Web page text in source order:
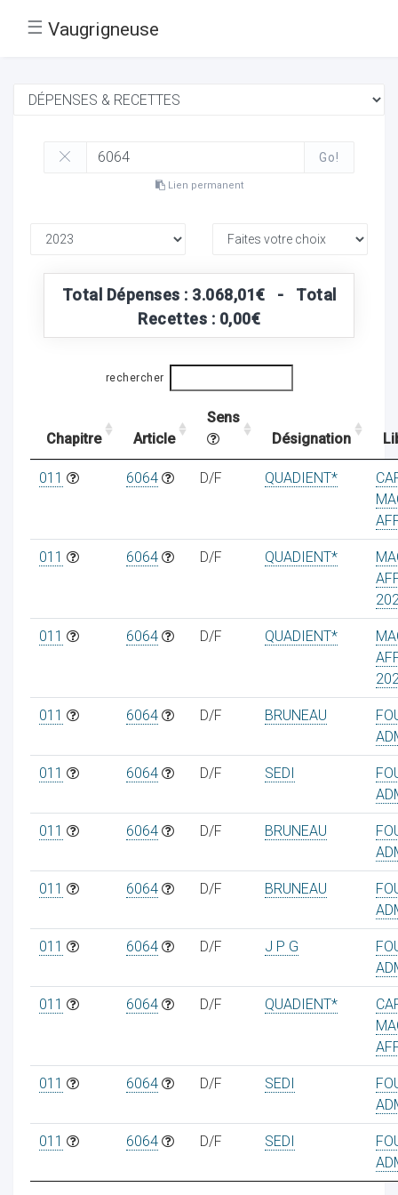
☰ Vaugrigneuse
Go!
Lien permanent
Total Dépenses : 3.068,01€ - Total
Recettes : 0,00€
rechercher
Chapitre Article
Sens
Désignation
011 6064 D/F QUADIENT*
011 6064 D/F QUADIENT*
011 6064 D/F QUADIENT*
011 6064 D/F BRUNEAU
011 6064 D/F SEDI
011 6064 D/F BRUNEAU
011 6064 D/F BRUNEAU
011 6064 D/F J P G
011 6064 D/F QUADIENT*
011 6064 D/F SEDI
011 6064 D/F SEDI